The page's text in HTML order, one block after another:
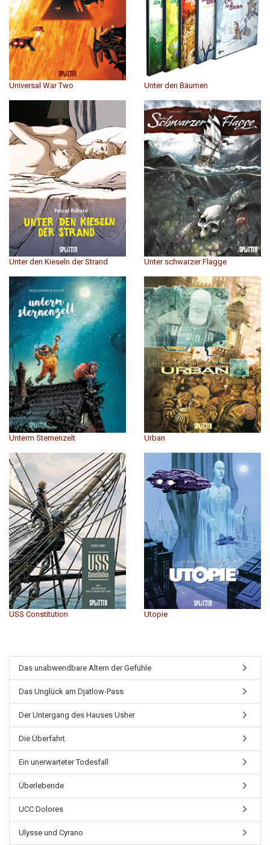
Universal War Two Unter den Bäumen
Unter den Kieseln der Strand Unter schwarzer Flagge
Unterm Sternenzelt Urban
USS Constitution Utopie
Das unabwendbare Altern der Gefühle
Das Unglück am Djatlow-Pass
Der Untergang des Hauses Usher
Die Überfahrt
Ein unerwarteter Todesfall
Überlebende
UCC Dolores
Ulysse und Cyrano